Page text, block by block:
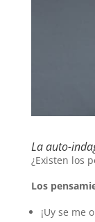
La auto-
¿Existen los
Los
¡Uy se me